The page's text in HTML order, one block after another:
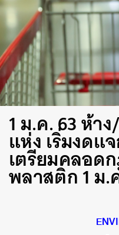
1 ม.ค. 63 ห้า
แห่ง เริ่มงด
เตรียมคลอด
พลาสติก 1 ม.